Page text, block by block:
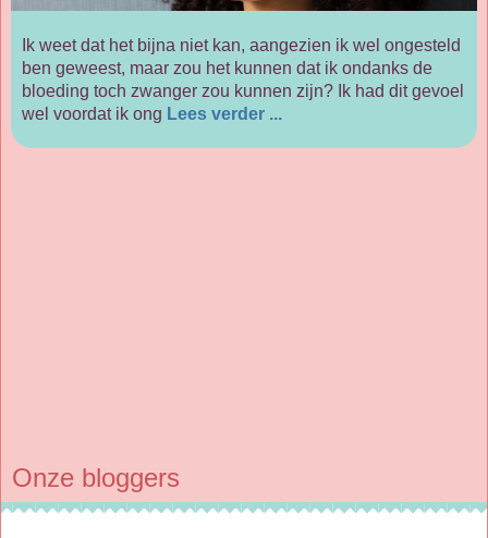
Ik weet dat het bijna niet kan, aangezien ik wel ongesteld
ben geweest, maar zou het kunnen dat ik ondanks de
bloeding toch zwanger zou kunnen zijn? Ik had dit gevoel
wel voordat ik ong Lees verder ...
Onze bloggers